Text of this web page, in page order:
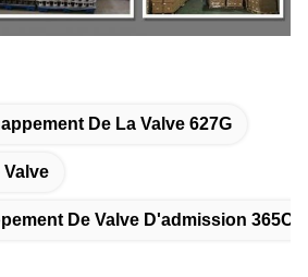
De La Valve 627G
De Valve D'admission 365C